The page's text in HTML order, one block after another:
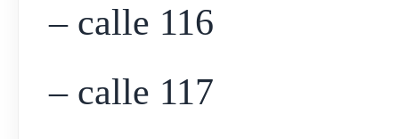
– calle 116
– calle 117